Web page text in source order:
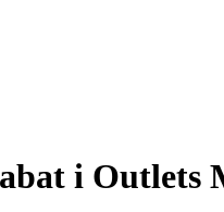
i Outlets